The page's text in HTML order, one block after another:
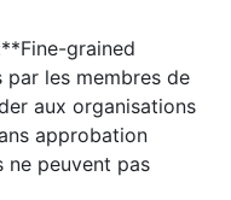
grained
par les membres de
aux organisations
approbation
ne peuvent pas